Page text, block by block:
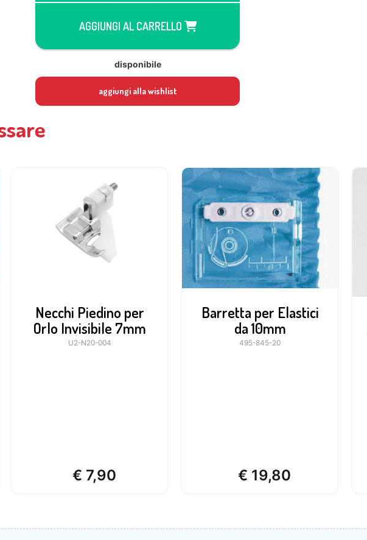
AGGIUNGI AL CARRELLO
disponibile
aggiungi alla wishlist
Necchi Piedino per
Orlo Invisibile 7mm
U2-N20-004
€ 7,90
Barretta per Elastici
da 10mm
495-845-20
€ 19,80